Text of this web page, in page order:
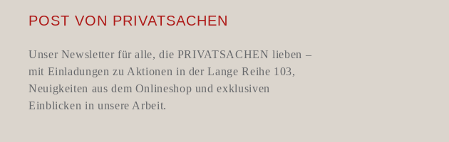
POST VON PRIVATSACHEN
Unser Newsletter für alle, die PRIVATSACHEN lieben –
mit Einladungen zu Aktionen in der Lange Reihe 103,
Neuigkeiten aus dem Onlineshop und exklusiven
Einblicken in unsere Arbeit.